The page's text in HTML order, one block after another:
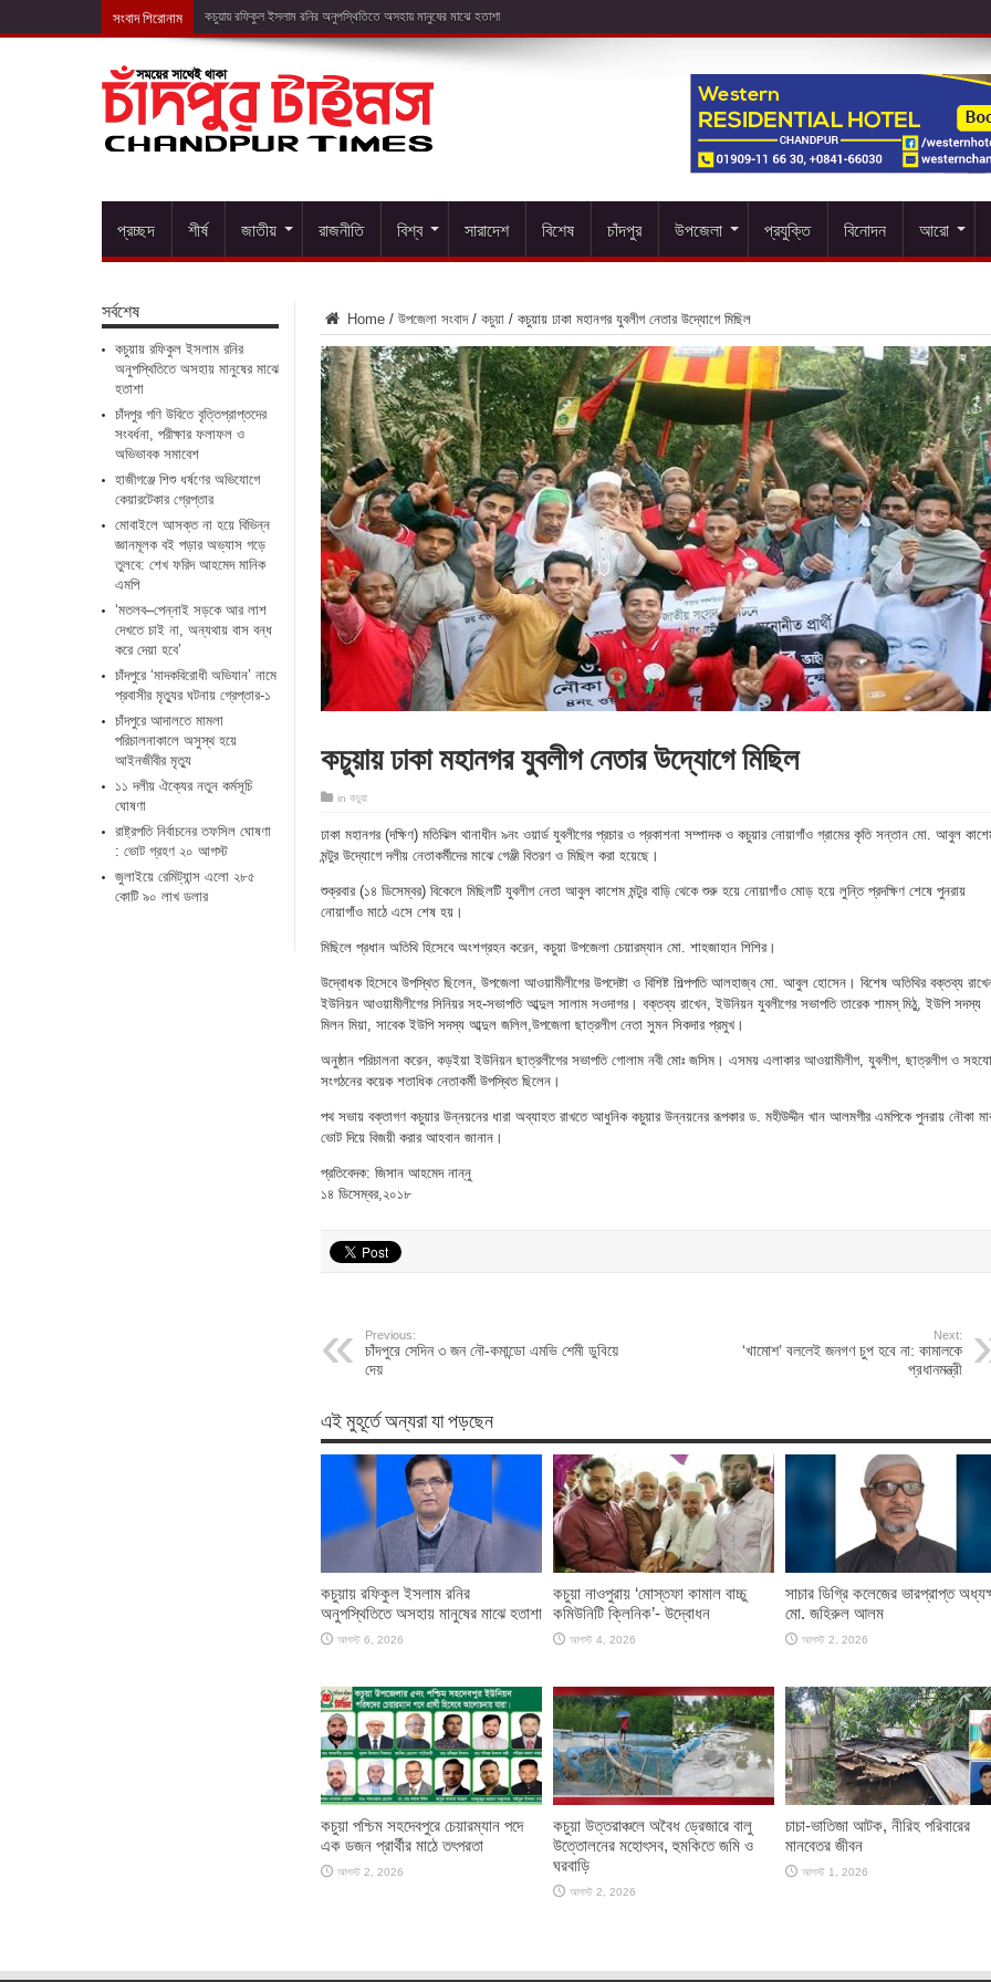
সংবাদ শিরোনাম চাঁদপুর গণি উ
প্রচ্ছদ শীর্ষ জাতীয় রাজনীতি বিশ্ব সারাদেশ বিশেষ চাঁদপুর উপজেলা প্রযুক্তি বিনোদন আরো
Home / উপজেলা সংবাদ / কচুয়া / কচুয়ায় ঢাকা মহানগর যুবলীগ নেতার উদ্যোগে মিছিল
কচুয়ায় ঢাকা মহানগর যুবলীগ নেতার উদ্যোগে মিছিল
in কচুয়া
ঢাকা মহানগর (দক্ষিণ) মতিঝিল থানাধীন ৯নং ওয়ার্ড যুবলীগের প্রচার ও প্রকাশনা সম্পাদক ও কচুয়ার নোয়াগাঁও গ্রামের কৃতি সন্তান মো. আবুল
মন্টুর উদ্যোগে দলীয় নেতাকর্মীদের মাঝে গেঞ্জী বিতরণ ও মিছিল করা হয়েছে।
শুক্রবার (১৪ ডিসেম্বর) বিকেলে মিছিলটি যুবলীগ নেতা আবুল কাশেম মন্টুর বাড়ি থেকে শুরু হয়ে নোয়াগাঁও মোড় হয়ে লুন্তি প্রদক্ষিণ শেষে পুনরায়
নোয়াগাঁও মাঠে এসে শেষ হয়।
মিছিলে প্রধান অতিথি হিসেবে অংশগ্রহন করেন, কচুয়া উপজেলা চেয়ারম্যান মো. শাহজাহান শিশির।
উদ্বোধক হিসেবে উপস্থিত ছিলেন, উপজেলা আওয়ামীলীগের উপদেষ্টা ও বিশিষ্ট শিল্পপতি আলহাজ্ব মো. আবুল হোসেন। বিশেষ অতিথির বক্তব্য
ইউনিয়ন আওয়ামীলীগের সিনিয়র সহ-সভাপতি আব্দুল সালাম সওদাগর। বক্তব্য রাখেন, ইউনিয়ন যুবলীগের সভাপতি তারেক শামস্ মিঠু, ইউপি সদস্য
মিলন মিয়া, সাবেক ইউপি সদস্য আব্দুল জলিল,উপজেলা ছাত্রলীগ নেতা সুমন সিকদার প্রমুখ।
অনুষ্ঠান পরিচালনা করেন, কড়ইয়া ইউনিয়ন ছাত্রলীগের সভাপতি গোলাম নবী মোঃ জসিম। এসময় এলাকার আওয়ামীলীগ, যুবলীগ, ছাত্রলীগ ও
সংগঠনের কয়েক শতাধিক নেতাকর্মী উপস্থিত ছিলেন।
পথ সভায় বক্তাগণ কচুয়ার উন্নয়নের ধারা অব্যাহত রাখতে আধুনিক কচুয়ার উন্নয়নের রূপকার ড. মহীউদ্দীন খান আলমগীর এমপিকে পুনরায় নৌকা
ভোট দিয়ে বিজয়ী করার আহবান জানান।
প্রতিবেদক: জিসান আহমেদ নান্নু
১৪ ডিসেম্বর,২০১৮
Previous:
চাঁদপুরে সেদিন ৩ জন নৌ-কমান্ডো এমভি শেমী ডুবিয়ে
দেয়
Next:
‘খামোশ’ বললেই জনগণ চুপ হবে না: কামালকে
প্রধানমন্ত্রী
এই মুহূর্তে অন্যরা যা পড়ছেন
কচুয়ায় রফিকুল ইসলাম রনির
অনুপস্থিতিতে অসহায় মানুষের মাঝে হতাশা
আগস্ট 6, 2026
কচুয়া নাওপুরায় ‘মোস্তফা কামাল বাচ্চু
কমিউনিটি ক্লিনিক’- উদ্বোধন
আগস্ট 4, 2026
সাচার ডিগ্রি কলেজের ভারপ্রাপ্ত
মো. জহিরুল আলম
আগস্ট 2, 2026
কচুয়া পশ্চিম সহদেবপুরে চেয়ারম্যান পদে
এক ডজন প্রার্থীর মাঠে তৎপরতা
আগস্ট 2, 2026
কচুয়া উত্তরাঞ্চলে অবৈধ ড্রেজারে বালু
উত্তোলনের মহোৎসব, হুমকিতে জমি ও
ঘরবাড়ি
আগস্ট 2, 2026
চাচা-ভাতিজা আটক, নীরিহ পরিবারের
মানবেতর জীবন
আগস্ট 1, 2026
সর্বশেষ
কচুয়ায় রফিকুল ইসলাম রনির
অনুপস্থিতিতে অসহায় মানুষের মাঝে
হতাশা
চাঁদপুর গণি উবিতে বৃত্তিপ্রাপ্তদের
সংবর্ধনা, পরীক্ষার ফলাফল ও
অভিভাবক সমাবেশ
হাজীগঞ্জে শিশু ধর্ষণের অভিযোগে
কেয়ারটেকার গ্রেপ্তার
মোবাইলে আসক্ত না হয়ে বিভিন্ন
জ্ঞানমূলক বই পড়ার অভ্যাস গড়ে
তুলবে: শেখ ফরিদ আহমেদ মানিক
এমপি
‘মতলব–পেন্নাই সড়কে আর লাশ
দেখতে চাই না, অন্যথায় বাস বন্ধ
করে দেয়া হবে’
চাঁদপুরে ‘মাদকবিরোধী অভিযান’ নামে
প্রবাসীর মৃত্যুর ঘটনায় গ্রেপ্তার-১
চাঁদপুরে আদালতে মামলা
পরিচালনাকালে অসুস্থ হয়ে
আইনজীবীর মৃত্যু
১১ দলীয় ঐক্যের নতুন কর্মসূচি
ঘোষণা
রাষ্ট্রপতি নির্বাচনের তফসিল ঘোষণা
: ভোট গ্রহণ ২০ আগস্ট
জুলাইয়ে রেমিট্যান্স এলো ২৮৫
কোটি ৯০ লাখ ডলার